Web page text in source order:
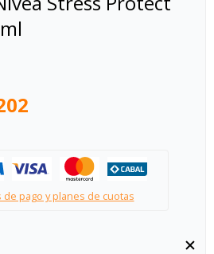
pago y planes de cuotas